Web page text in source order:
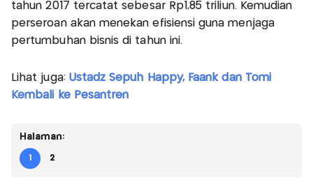
tahun 2017 tercatat sebesar Rp1,85 triliun. Kemudian
perseroan akan menekan efisiensi guna menjaga
pertumbuhan bisnis di tahun ini.
Lihat juga: Ustadz Sepuh Happy, Faank dan Tomi
Kembali ke Pesantren
Halaman:
1 2